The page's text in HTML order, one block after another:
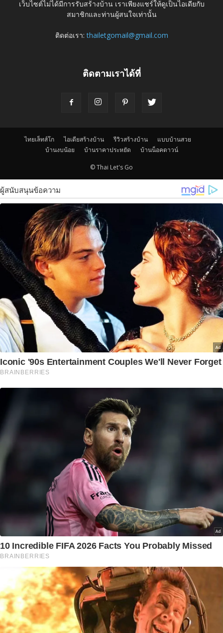
เว็บไซต์ไม่ได้มีการรับสร้างบ้าน เราเพียงแชร์ให้ดูเป็นไอเดียกับ
สมาชิกและท่านผู้สนใจเท่านั้น
ติดต่อเรา:thailetgomail@gmail.com
ติดตามเราได้ที่
ไทยเล็ทส์โก ไอเดียสร้างบ้าน รีวิวสร้างบ้าน
แบบบ้านสวย
บ้านงบน้อย
บ้านราคาประหยัด บ้านน็อคดาวน์
© Thai Let's Go